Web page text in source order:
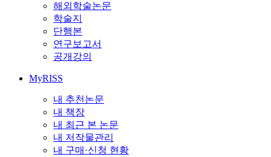
해외학술논문
학술지
단행본
연구보고서
공개강의
MyRISS
내 추천논문
내 책장
내 최근 본 논문
내 저작물관리
내 구매·신청 현황